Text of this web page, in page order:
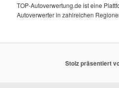
TOP-Autoverwertung.de ist eine
Autoverwerter in zahlreichen
Stolz präsentiert